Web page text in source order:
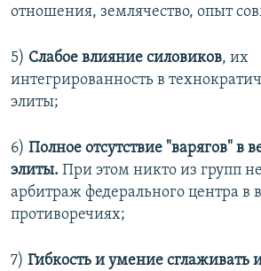
отношения, землячество, опыт
5) Слабое влияние силовиков, их
интегрированность в
элиты;
6) Полное отсутствие "варягов" в
элиты. При этом никто из групп
арбитраж федерального центра
противоречиях;
7) Гибкость и умение